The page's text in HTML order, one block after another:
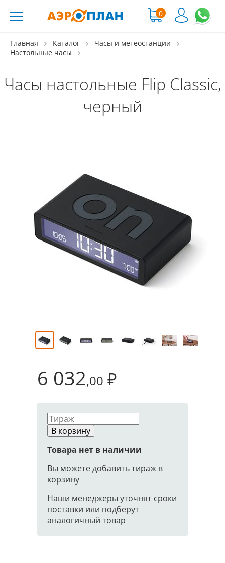
0
Главная Каталог
Часы и метеостанции
Настольные часы
Часы настольные Flip Classic,
черный
6 032,00 ₽
В корзину
Товара нет в наличии
Вы можете добавить тираж в
корзину
Наши менеджеры уточнят сроки
поставки или подберут
аналогичный товар